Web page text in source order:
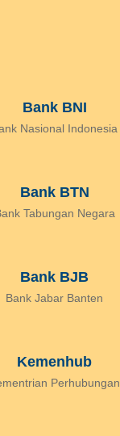
Bank BNI
Nasional Indonesia
Bank BTN
Tabungan Negara
Bank BJB
Bank Jabar Banten
Kemenhub
Perhubungan